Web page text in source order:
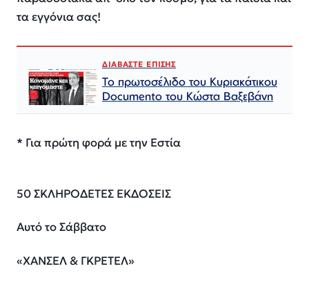
τα εγγόνια σας!
ΔΙΑΒΑΣΤΕ ΕΠΙΣΗΣ
Το πρωτοσέλιδο του Κυριακάτικου
Documento του Κώστα Βαξεβάνη
* Για πρώτη φορά με την Εστία
50 ΣΚΛΗΡΟΔΕΤΕΣ ΕΚΔΟΣΕΙΣ
Αυτό το Σάββατο
«ΧΑΝΣΕΛ & ΓΚΡΕΤΕΛ»